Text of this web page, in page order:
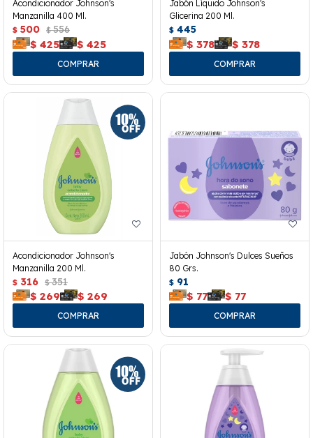
Acondicionador Johnson's
Manzanilla 400 Ml.
$ 500 $ 556
$ 425 $ 425
Jabón Líquido Johnson's
Glicerina 200 Ml.
$ 445
$ 378 $ 378
Acondicionador Johnson's
Manzanilla 200 Ml.
$ 316 $ 351
$ 269 $ 269
Jabón Johnson's Dulces Sueños
80 Grs.
$ 91
$ 77 $ 77